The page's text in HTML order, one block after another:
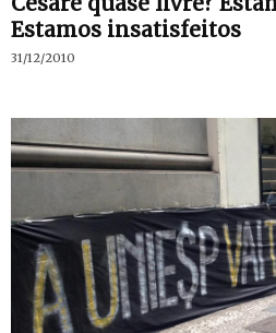
Estamos insatisfeitos
31/12/2010